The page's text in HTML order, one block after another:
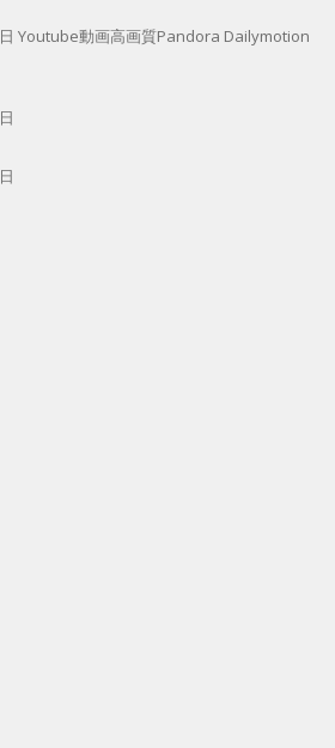
Youtube動画高画質Pandora Dailymotion